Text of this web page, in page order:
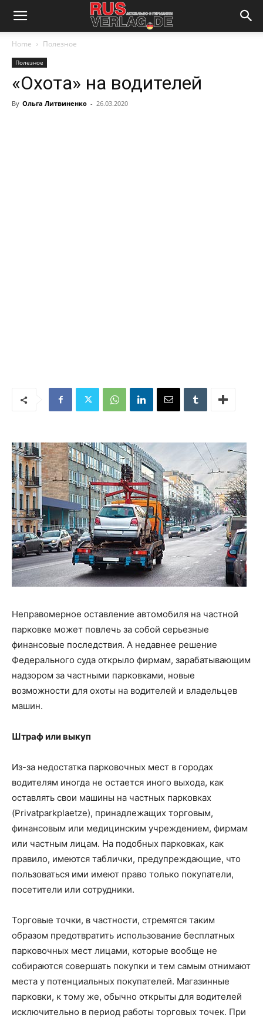
Home Полезное
Полезное
«Охота» на водителей
By Ольга Литвиненко - 26.03.2020
Неправомерное оставление автомобиля на частной
парковке может повлечь за собой серьезные
финансовые последствия. А недавнее решение
Федерального суда открыло фирмам, зарабатывающим
надзором за частными парковками, новые
возможности для охоты на водителей и владельцев
машин.
Штраф или выкуп
Из-за недостатка парковочных мест в городах
водителям иногда не остается иного выхода, как
оставлять свои машины на частных парковках
(Privatparkplaetze), принадлежащих торговым,
финансовым или медицинским учреждением, фирмам
или частным лицам. На подобных парковках, как
правило, имеются таблички, предупреждающие, что
пользоваться ими имеют право только покупатели,
посетители или сотрудники.
Торговые точки, в частности, стремятся таким
образом предотвратить использование бесплатных
парковочных мест лицами, которые вообще не
собираются совершать покупки и тем самым отнимают
места у потенциальных покупателей. Магазинные
парковки, к тому же, обычно открыты для водителей
исключительно в период работы торговых точек. При